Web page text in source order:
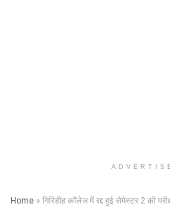
Home » गिरिडीह कॉलेज में रद्द हुई सेमेस्टर 2 की